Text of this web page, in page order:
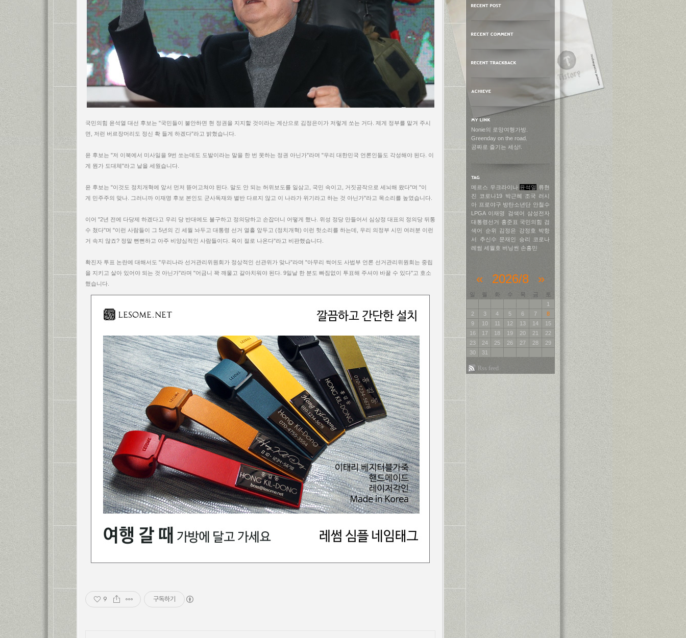
국민의힘 윤석열 대선 후보는 "국민들이 불안하면 현 정권을 지지할 것이라는 계산으로 김정은이가 저렇게 쏘는 거다. 제게 정부를 맡겨 주시
면, 저런 버르장머리도 정신 확 들게 하겠다"라고 밝혔습니다.
윤 후보는 "저 이북에서 미사일을 9번 쏘는데도 도발이라는 말을 한 번 못하는 정권 아닌가"라며 "우리 대한민국 언론인들도 각성해야 된다. 이
게 뭔가 도대체"라고 날을 세웠습니다.
윤 후보는 "이것도 정치개혁에 앞서 먼저 뜯어고쳐야 된다. 말도 안 되는 허위보도를 일삼고, 국민 속이고, 거짓공작으로 세뇌해 왔다"며 "이
게 민주주의 맞나. 그러니까 이재명 후보 본인도 군사독재와 별반 다르지 않고 이 나라가 위기라고 하는 것 아닌가"라고 목소리를 높였습니다.
이어 "2년 전에 다당제 하겠다고 우리 당 반대에도 불구하고 정의당하고 손잡더니 어떻게 했나. 위성 정당 만들어서 심상정 대표의 정의당 뒤통
수 쳤다"며 "이런 사람들이 그 5년의 긴 세월 놔두고 대통령 선거 열흘 앞두고 (정치개혁) 이런 헛소리를 하는데, 우리 의정부 시민 여러분 이런
거 속지 않죠? 정말 뻔뻔하고 아주 비양심적인 사람들이다. 욕이 절로 나온다"라고 비판했습니다.
확진자 투표 논란에 대해서도 "우리나라 선거관리위원회가 정상적인 선관위가 맞나"라며 "아무리 썩어도 사법부 언론 선거관리위원회는 중립
을 지키고 살아 있어야 되는 것 아닌가"라며 "어금니 꽉 깨물고 갈아치워야 된다. 9일날 한 분도 빠짐없이 투표해 주셔야 바꿀 수 있다"고 호소
했습니다.
9 구독하기
Nonie의 로망여행가방.
Greenday on the road.
공짜로 즐기는 세상!.
메르스 우크라이나 윤석열 류현
진
코로나19 박근혜 조국 러시
아 프로야구 방탄소년단 안철수
LPGA 이재명 검색어
삼성전자
대통령선거 홍준표 국민의힘 검
색어 순위
김정은 강정호 박항
서
추신수 문재인 승리
코로나
레썸 세월호 버닝썬 손흥민
« 2026/8 »
일 월 화 수 목 금
토
1
2
3 4 5 6 7
8
9
10 11 12 13 14
15
16
17 18 19 20 21
22
23
24 25 26 27 28
29
30
31
Rss feed